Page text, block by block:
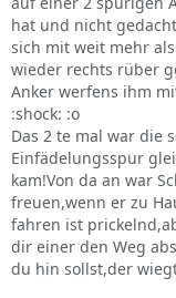
hat und nicht
sich mit weit mehr
wieder rechts rüber
Anker werfens ihm
:shock: :o
Das 2 te mal war die
Einfädelungsspur
kam!Von da an war
freuen,wenn er zu
fahren ist
dir einer den Weg
du hin sollst,der